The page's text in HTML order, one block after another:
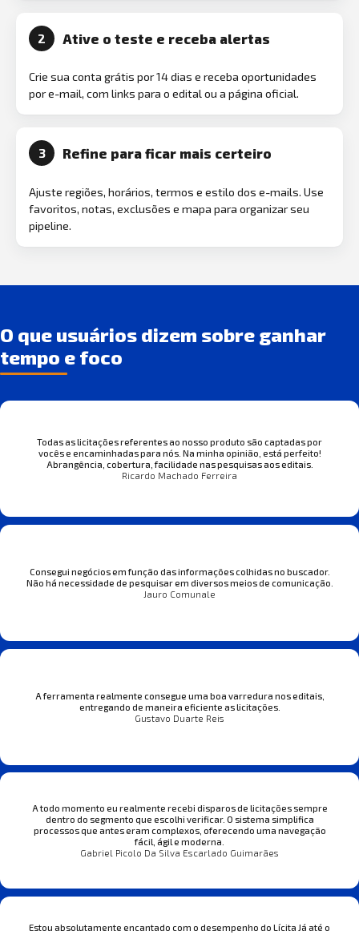
2 Ative o teste e receba alertas
Crie sua conta grátis por 14 dias e receba oportunidades
por e-mail, com links para o edital ou a página oficial.
3 Refine para ficar mais certeiro
Ajuste regiões, horários, termos e estilo dos e-mails. Use
favoritos, notas, exclusões e mapa para organizar seu
pipeline.
O que usuários dizem sobre ganhar
tempo e foco
Todas as licitações referentes ao nosso produto são captadas por
vocês e encaminhadas para nós. Na minha opinião, está perfeito!
Abrangência, cobertura, facilidade nas pesquisas aos editais.
Ricardo Machado Ferreira
Consegui negócios em função das informações colhidas no buscador.
Não há necessidade de pesquisar em diversos meios de comunicação.
Jauro Comunale
A ferramenta realmente consegue uma boa varredura nos editais,
entregando de maneira eficiente as licitações.
Gustavo Duarte Reis
A todo momento eu realmente recebi disparos de licitações sempre
dentro do segmento que escolhi verificar. O sistema simplifica
processos que antes eram complexos, oferecendo uma navegação
fácil, ágil e moderna.
Gabriel Picolo Da Silva Escarlado Guimarães
Estou absolutamente encantado com o desempenho do Lícita Já até o